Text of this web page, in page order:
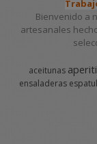
Bienvenido a
artesanales
aceitunas
ensaladeras